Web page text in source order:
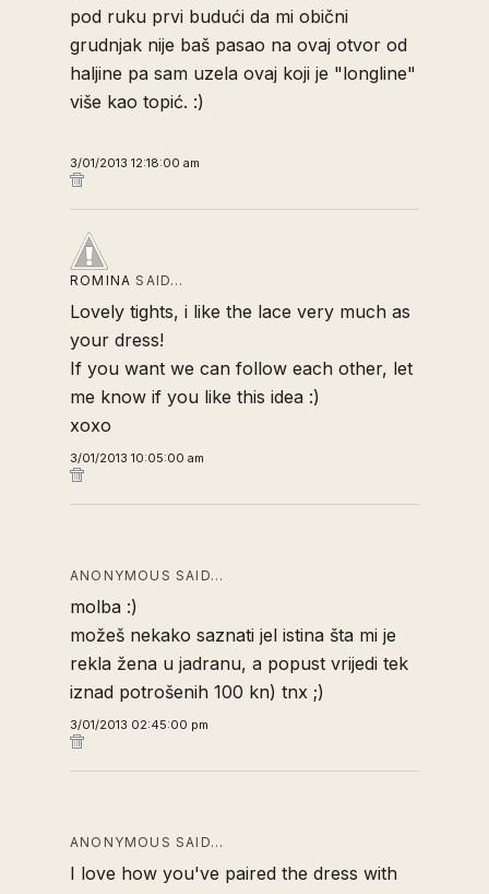
pod ruku prvi budući da mi obični
grudnjak nije baš pasao na ovaj otvor od
haljine pa sam uzela ovaj koji je "longline"
više kao topić. :)
3/01/2013 12:18:00 am
ROMINA SAID…
Lovely tights, i like the lace very much as
your dress!
If you want we can follow each other, let
me know if you like this idea :)
xoxo
3/01/2013 10:05:00 am
ANONYMOUS SAID…
molba :)
možeš nekako saznati jel istina šta mi je
rekla žena u jadranu, a popust vrijedi tek
iznad potrošenih 100 kn) tnx ;)
3/01/2013 02:45:00 pm
ANONYMOUS SAID…
I love how you've paired the dress with